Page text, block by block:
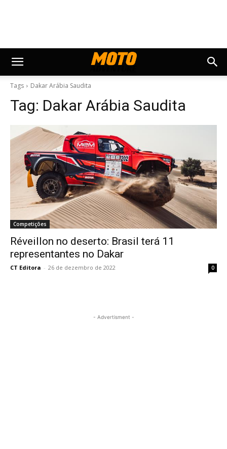
Tags Dakar Arábia Saudita
Tag: Dakar Arábia Saudita
Competições
Réveillon no deserto: Brasil terá 11
representantes no Dakar
CT Editora - 26 de dezembro de 2022 0
- Advertisment -